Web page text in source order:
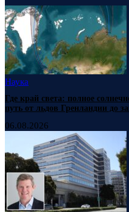
Наука
Где край света: полное
путь от льдов Гренландии до
06.08.2026